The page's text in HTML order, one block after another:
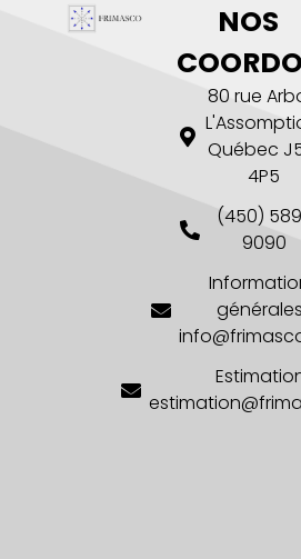
NOS
80 rue
Québec
4P5
(450)
9090